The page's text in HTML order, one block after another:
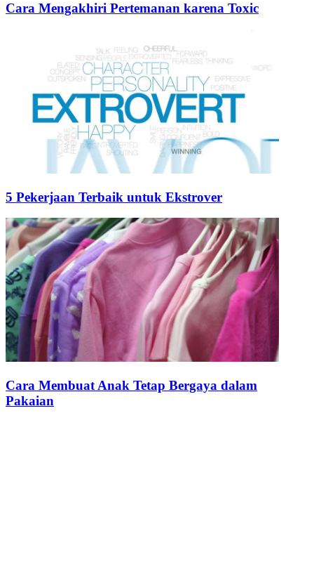
Cara Mengakhiri Pertemanan karena Toxic
5 Pekerjaan Terbaik untuk Ekstrover
Cara Membuat Anak Tetap Bergaya dalam
Pakaian